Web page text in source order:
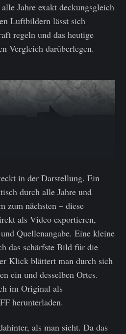
Jahre exakt deckungsgleich
Luftbildern lässt sich
regeln und das heutige
Vergleich darüberlegen.
in der Darstellung. Ein
durch alle Jahre und
zum nächsten – diese
als Video exportieren,
Quellenangabe. Eine kleine
das schärfste Bild für die
Klick blättert man durch sich
ein und desselben Ortes.
im Original als
herunterladen.
als man sieht. Da das